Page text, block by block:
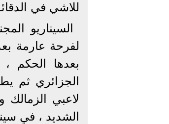
للاشي في
السيناريو
بعدها الحكم
الجزائري ثم
لاعبي
الشديد ، في